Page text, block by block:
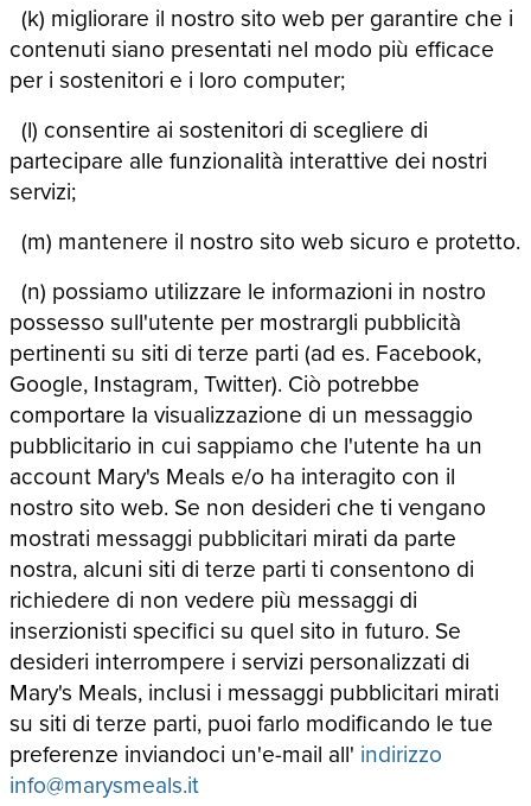
(k) migliorare il nostro sito web per garantire che i
contenuti siano presentati nel modo più efficace
per i sostenitori e i loro computer;
(l) consentire ai sostenitori di scegliere di
partecipare alle funzionalità interattive dei nostri
servizi;
(m) mantenere il nostro sito web sicuro e protetto.
(n) possiamo utilizzare le informazioni in nostro
possesso sull'utente per mostrargli pubblicità
pertinenti su siti di terze parti (ad es. Facebook,
Google, Instagram, Twitter). Ciò potrebbe
comportare la visualizzazione di un messaggio
pubblicitario in cui sappiamo che l'utente ha un
account Mary's Meals e/o ha interagito con il
nostro sito web. Se non desideri che ti vengano
mostrati messaggi pubblicitari mirati da parte
nostra, alcuni siti di terze parti ti consentono di
richiedere di non vedere più messaggi di
inserzionisti specifici su quel sito in futuro. Se
desideri interrompere i servizi personalizzati di
Mary's Meals, inclusi i messaggi pubblicitari mirati
su siti di terze parti, puoi farlo modificando le tue
preferenze inviandoci un'e-mail all' indirizzo
info@marysmeals.it